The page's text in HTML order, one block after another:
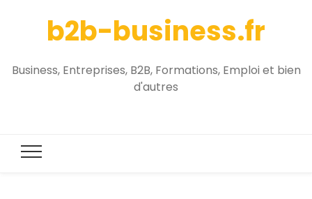
b2b-business.fr
Business, Entreprises, B2B, Formations, Emploi et bien
d'autres